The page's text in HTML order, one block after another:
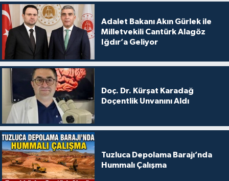
Adalet Bakanı Akın Gürlek ile
Milletvekili Cantürk Alagöz
Iğdır’a Geliyor
Doç. Dr. Kürşat Karadağ
Doçentlik Unvanını Aldı
Tuzluca Depolama Barajı’nda
Hummalı Çalışma